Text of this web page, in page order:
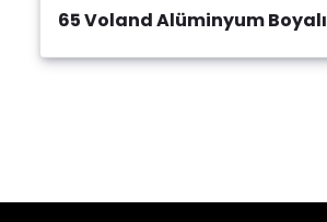
65 Voland Alüminyum Boyalı